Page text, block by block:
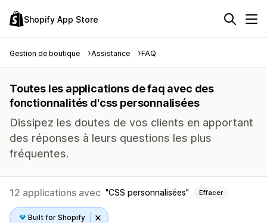
Shopify App Store
Gestion de boutique Assistance FAQ
Toutes les applications de faq avec des
fonctionnalités d'css personnalisées
Dissipez les doutes de vos clients en apportant
des réponses à leurs questions les plus
fréquentes.
12 applications avec CSS personnalisées Effacer
Built for Shopify